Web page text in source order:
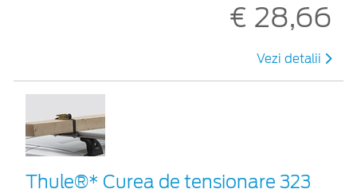
€ 28,66
Vezi detalii
Thule®* Curea de tensionare 323